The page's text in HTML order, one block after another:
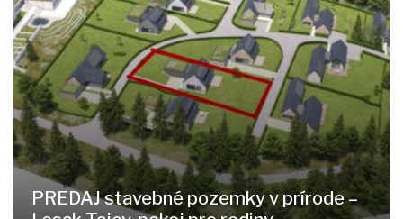
PREDAJ stavebné pozemky v prírode –